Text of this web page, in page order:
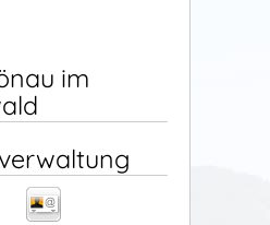
im